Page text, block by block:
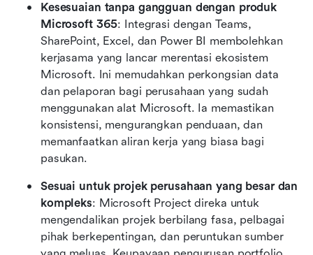
Kesesuaian tanpa gangguan dengan produk
Microsoft 365: Integrasi dengan Teams,
SharePoint, Excel, dan Power BI membolehkan
kerjasama yang lancar merentasi ekosistem
Microsoft. Ini memudahkan perkongsian data
dan pelaporan bagi perusahaan yang sudah
menggunakan alat Microsoft. Ia memastikan
konsistensi, mengurangkan penduaan, dan
memanfaatkan aliran kerja yang biasa bagi
pasukan.
Sesuai untuk projek perusahaan yang besar dan
kompleks: Microsoft Project direka untuk
mengendalikan projek berbilang fasa, pelbagai
pihak berkepentingan, dan peruntukan sumber